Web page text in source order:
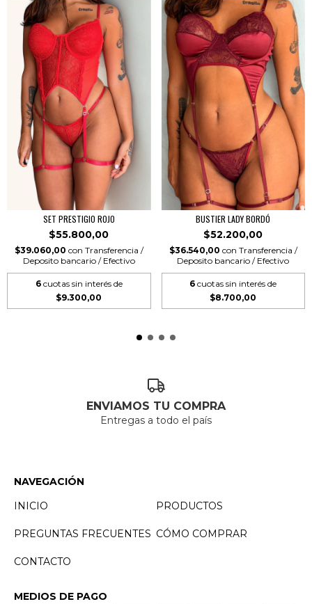
SET PRESTIGIO ROJO
$55.800,00
$39.060,00 con Transferencia /
Deposito bancario / Efectivo
6 cuotas sin interés de
$9.300,00
BUSTIER LADY BORDÓ
$52.200,00
$36.540,00 con Transferencia /
Deposito bancario / Efectivo
6 cuotas sin interés de
$8.700,00
ENVIAMOS TU COMPRA
Entregas a todo el país
NAVEGACIÓN
INICIO
PRODUCTOS
PREGUNTAS FRECUENTES CÓMO COMPRAR
CONTACTO
MEDIOS DE PAGO